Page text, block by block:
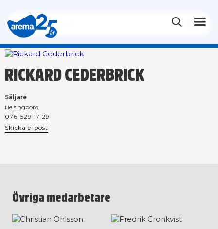
RICKARD CEDERBRICK
Säljare
Helsingborg
076-529 17 29
Skicka e-post
Övriga medarbetare